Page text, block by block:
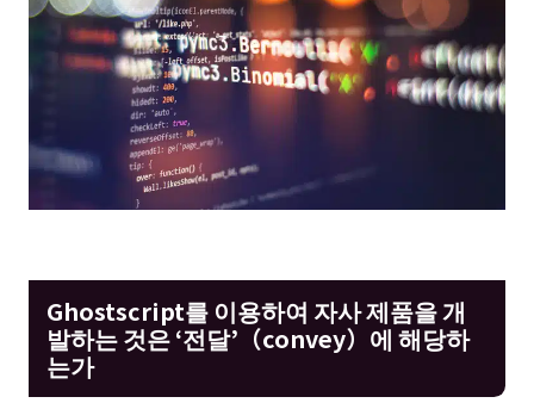
Ghostscript를 이용하여 자사 제품을 개
발하는 것은 ‘전달’（convey）에 해당하
는가